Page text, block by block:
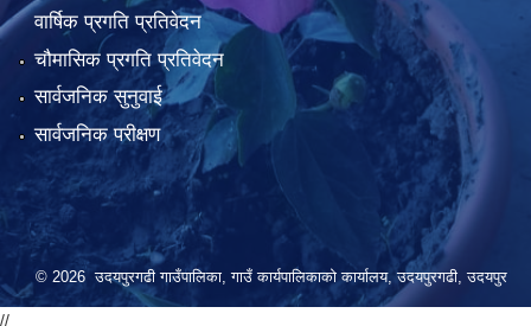
वार्षिक प्रगति प्रतिवेदन
चौमासिक प्रगति प्रतिवेदन
सार्वजनिक सुनुवाई
सार्वजनिक परीक्षण
© 2026 उदयपुरगढी गाउँपालिका, गाउँ कार्यपालिकाको कार्यालय, उदयपुरगढी, उदयपुर
//